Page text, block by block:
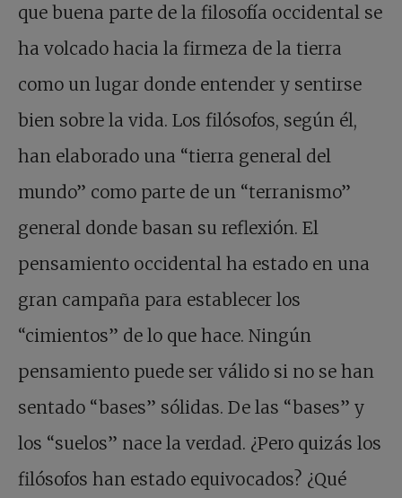
que buena parte de la filosofía occidental se
ha volcado hacia la firmeza de la tierra
como un lugar donde entender y sentirse
bien sobre la vida. Los filósofos, según él,
han elaborado una “tierra general del
mundo” como parte de un “terranismo”
general donde basan su reflexión. El
pensamiento occidental ha estado en una
gran campaña para establecer los
“cimientos” de lo que hace. Ningún
pensamiento puede ser válido si no se han
sentado “bases” sólidas. De las “bases” y
los “suelos” nace la verdad. ¿Pero quizás los
filósofos han estado equivocados? ¿Qué